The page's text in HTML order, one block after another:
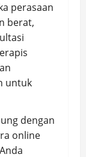
perasaan
berat,
untuk
dengan
online